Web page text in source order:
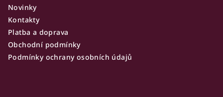
Novinky
Kontakty
Platba a doprava
Obchodní podmínky
Podmínky ochrany osobních údajů